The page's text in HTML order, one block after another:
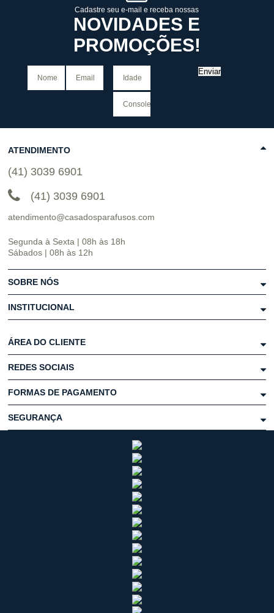
Cadastre seu e-mail e receba nossas
NOVIDADES E
PROMOÇÕES!
Enviar
ATENDIMENTO
(41) 3039 6901
(41) 3039 6901
atendimento@casadosparafusos.com
Segunda à Sexta | 08h às 18h
Sábados | 08h às 12h
SOBRE NÓS
INSTITUCIONAL
ÁREA DO CLIENTE
REDES SOCIAIS
FORMAS DE PAGAMENTO
SEGURANÇA